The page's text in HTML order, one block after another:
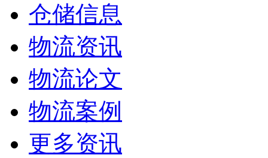
仓储信息
物流资讯
物流论文
物流案例
更多资讯